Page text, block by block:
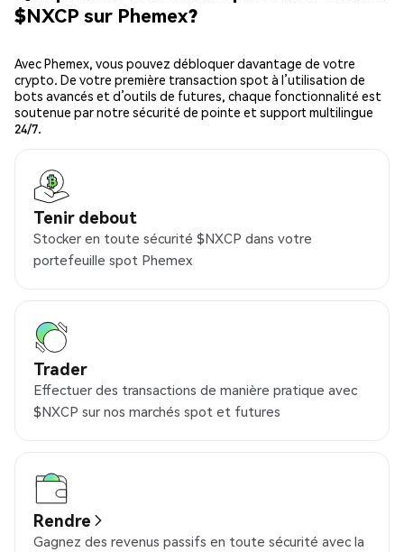
$NXCP sur Phemex?
Avec Phemex, vous pouvez débloquer davantage de votre
crypto. De votre première transaction spot à l’utilisation de
bots avancés et d’outils de futures, chaque fonctionnalité est
soutenue par notre sécurité de pointe et support multilingue
24/7.
Tenir debout
Stocker en toute sécurité $NXCP dans votre
portefeuille spot Phemex
Trader
Effectuer des transactions de manière pratique avec
$NXCP sur nos marchés spot et futures
Rendre
Gagnez des revenus passifs en toute sécurité avec la